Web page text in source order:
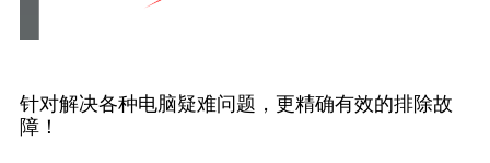
针对解决各种电脑疑难问题，更精确有效的排除故
障！